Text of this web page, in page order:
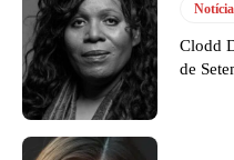
Clodd
de